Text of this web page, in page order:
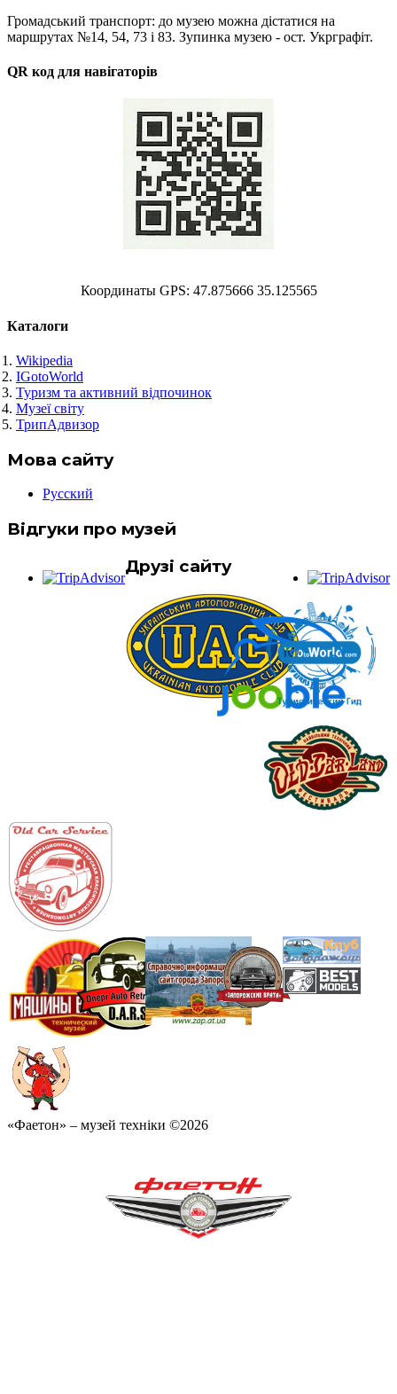
Громадський транспорт: до музею можна дістатися на
маршрутах №14, 54, 73 і 83. Зупинка музею - ост. Укрграфіт.
QR код для навігаторів
Координаты GPS: 47.875666 35.125565
Каталоги
Wikipedia
IGotoWorld
Туризм та активний відпочинок
Музеї світу
ТрипАдвизор
Мова сайту
Русский
Відгуки про музей
Друзі сайту
«Фаетон» – музей техніки ©2026